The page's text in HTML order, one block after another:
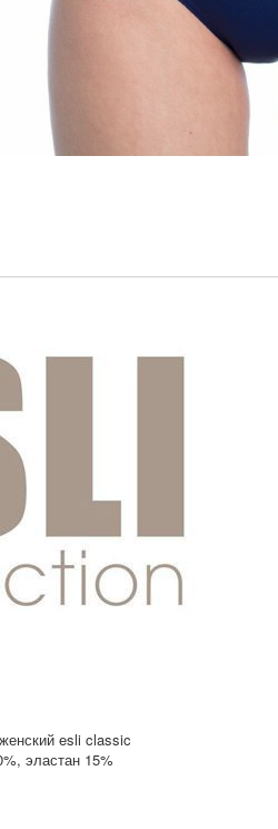
esli classic
эластан 15%